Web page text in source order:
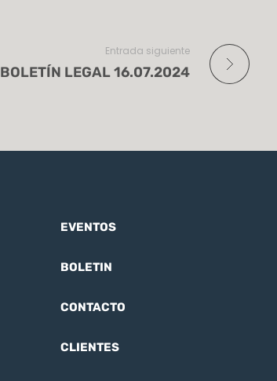
Entrada siguiente
BOLETÍN LEGAL 16.07.2024
EVENTOS
BOLETIN
CONTACTO
CLIENTES